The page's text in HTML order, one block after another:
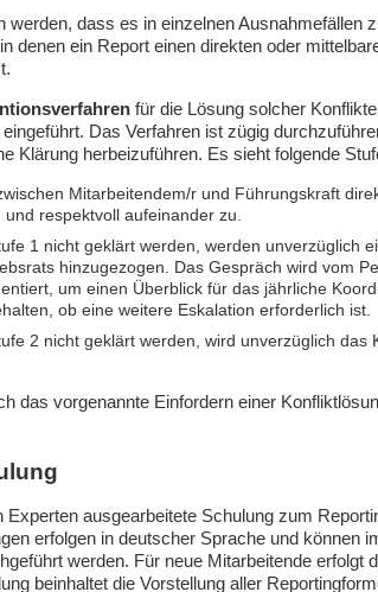
dass es in einzelnen Ausnahmefällen
denen ein Report einen direkten oder
für die Lösung solcher
Das Verfahren ist zügig
Klärung herbeizuführen. Es sieht folgende
Mitarbeitendem/r und Führungskraft
respektvoll aufeinander zu.
1 nicht geklärt werden, werden unverzüglich
hinzugezogen. Das Gespräch wird vom
um einen Überblick für das jährliche
ob eine weitere Eskalation erforderlich ist.
2 nicht geklärt werden, wird unverzüglich das
das vorgenannte Einfordern einer
Experten ausgearbeitete Schulung zum
erfolgen in deutscher Sprache und können
werden. Für neue Mitarbeitende erfolgt
beinhaltet die Vorstellung aller